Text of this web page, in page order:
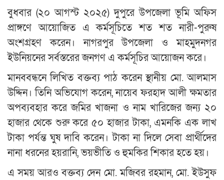
বুধবার (২০ আগস্ট ২০২৫) দুপুরে উপজেলা ভূমি অফিস
প্রাঙ্গণে আয়োজিত এ কর্মসূচিতে শত শত নারী-পুরুষ
অংশগ্রহণ করেন। নাগরপুর উপজেলা ও মাহমুদনগর
ইউনিয়নের সর্বস্তরের জনগণ এ কর্মসূচির আয়োজন করে।
মানববন্ধনে লিখিত বক্তব্য পাঠ করেন স্থানীয় মো. আলমাস
উদ্দিন। তিনি অভিযোগ করেন, নায়েব ফরহাদ আলী ক্ষমতার
অপব্যবহার করে জমির খাজনা ও নাম খারিজের জন্য ২০
হাজার থেকে শুরু করে ৫০ হাজার টাকা, এমনকি এক লাখ
টাকা পর্যন্ত ঘুষ দাবি করেন। টাকা না দিলে সেবা প্রার্থীদের
নানা ধরনের হয়রানি, ভয়ভীতি ও হুমকির শিকার হতে হয়।
এ সময় আরও বক্তব্য দেন মো. মজিবর রহমান, মো. ইউসুফ